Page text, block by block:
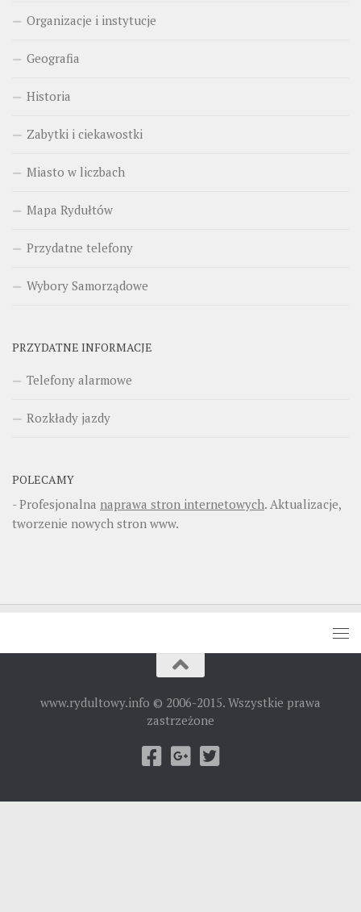
Organizacje i instytucje
Geografia
Historia
Zabytki i ciekawostki
Miasto w liczbach
Mapa Rydułtów
Przydatne telefony
Wybory Samorządowe
PRZYDATNE INFORMACJE
Telefony alarmowe
Rozkłady jazdy
POLECAMY
- Profesjonalna naprawa stron internetowych. Aktualizacje,
tworzenie nowych stron www.
www.rydultowy.info © 2006-2015. Wszystkie prawa
zastrzeżone